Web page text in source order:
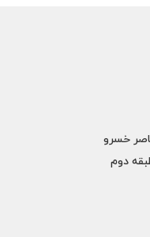
خسرو
دوم